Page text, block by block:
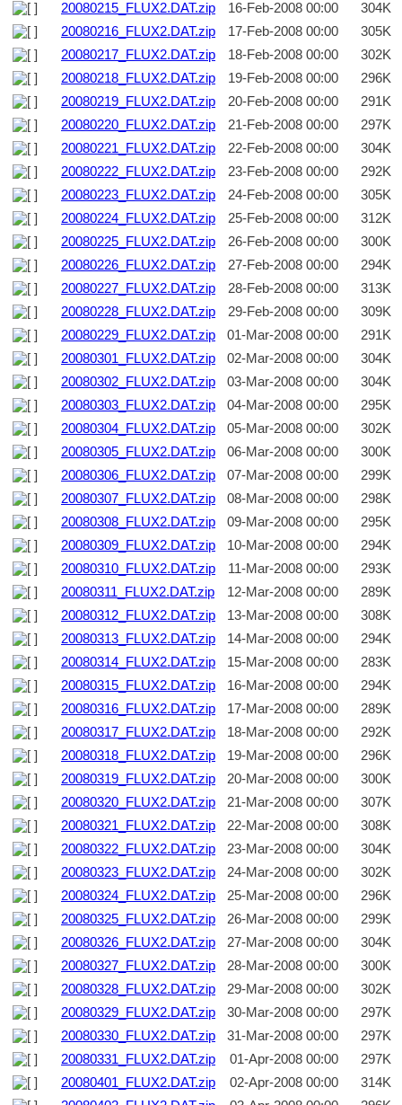
20080215_FLUX2.DAT.zip
16-Feb-2008 00:00
304K
20080216_FLUX2.DAT.zip
17-Feb-2008 00:00
305K
20080217_FLUX2.DAT.zip
18-Feb-2008 00:00
302K
20080218_FLUX2.DAT.zip
19-Feb-2008 00:00
296K
20080219_FLUX2.DAT.zip
20-Feb-2008 00:00
291K
20080220_FLUX2.DAT.zip
21-Feb-2008 00:00
297K
20080221_FLUX2.DAT.zip
22-Feb-2008 00:00
304K
20080222_FLUX2.DAT.zip
23-Feb-2008 00:00
292K
20080223_FLUX2.DAT.zip
24-Feb-2008 00:00
305K
20080224_FLUX2.DAT.zip
25-Feb-2008 00:00
312K
20080225_FLUX2.DAT.zip
26-Feb-2008 00:00
300K
20080226_FLUX2.DAT.zip
27-Feb-2008 00:00
294K
20080227_FLUX2.DAT.zip
28-Feb-2008 00:00
313K
20080228_FLUX2.DAT.zip
29-Feb-2008 00:00
309K
20080229_FLUX2.DAT.zip
01-Mar-2008 00:00
291K
20080301_FLUX2.DAT.zip
02-Mar-2008 00:00
304K
20080302_FLUX2.DAT.zip
03-Mar-2008 00:00
304K
20080303_FLUX2.DAT.zip
04-Mar-2008 00:00
295K
20080304_FLUX2.DAT.zip
05-Mar-2008 00:00
302K
20080305_FLUX2.DAT.zip
06-Mar-2008 00:00
300K
20080306_FLUX2.DAT.zip
07-Mar-2008 00:00
299K
20080307_FLUX2.DAT.zip
08-Mar-2008 00:00
298K
20080308_FLUX2.DAT.zip
09-Mar-2008 00:00
295K
20080309_FLUX2.DAT.zip
10-Mar-2008 00:00
294K
20080310_FLUX2.DAT.zip
11-Mar-2008 00:00
293K
20080311_FLUX2.DAT.zip
12-Mar-2008 00:00
289K
20080312_FLUX2.DAT.zip
13-Mar-2008 00:00
308K
20080313_FLUX2.DAT.zip
14-Mar-2008 00:00
294K
20080314_FLUX2.DAT.zip
15-Mar-2008 00:00
283K
20080315_FLUX2.DAT.zip
16-Mar-2008 00:00
294K
20080316_FLUX2.DAT.zip
17-Mar-2008 00:00
289K
20080317_FLUX2.DAT.zip
18-Mar-2008 00:00
292K
20080318_FLUX2.DAT.zip
19-Mar-2008 00:00
296K
20080319_FLUX2.DAT.zip
20-Mar-2008 00:00
300K
20080320_FLUX2.DAT.zip
21-Mar-2008 00:00
307K
20080321_FLUX2.DAT.zip
22-Mar-2008 00:00
308K
20080322_FLUX2.DAT.zip
23-Mar-2008 00:00
304K
20080323_FLUX2.DAT.zip
24-Mar-2008 00:00
302K
20080324_FLUX2.DAT.zip
25-Mar-2008 00:00
296K
20080325_FLUX2.DAT.zip
26-Mar-2008 00:00
299K
20080326_FLUX2.DAT.zip
27-Mar-2008 00:00
304K
20080327_FLUX2.DAT.zip
28-Mar-2008 00:00
300K
20080328_FLUX2.DAT.zip
29-Mar-2008 00:00
302K
20080329_FLUX2.DAT.zip
30-Mar-2008 00:00
297K
20080330_FLUX2.DAT.zip
31-Mar-2008 00:00
297K
20080331_FLUX2.DAT.zip
01-Apr-2008 00:00
297K
20080401_FLUX2.DAT.zip
02-Apr-2008 00:00
314K